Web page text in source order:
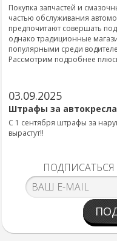
Покупка запчастей и
частью обслуживания
предпочитают совершать
однако традиционные
популярными среди
Рассмотрим подробнее
03.09.2025
Штрафы за автокресла
С 1 сентября штрафы за
вырастут!!